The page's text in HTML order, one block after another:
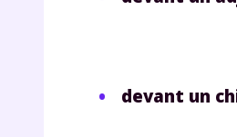
devant un